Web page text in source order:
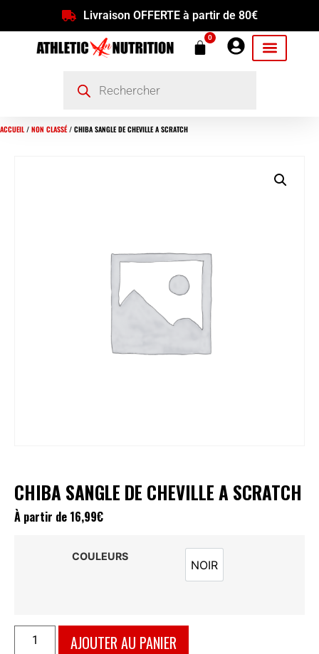
Livraison OFFERTE à partir de 80€
0
ACCUEIL/ NON CLASSÉ/ CHIBA SANGLE DE CHEVILLE A SCRATCH
CHIBA SANGLE DE CHEVILLE A SCRATCH
À partir de 16,99€
COULEURS
NOIR
NOIR
AJOUTER AU PANIER